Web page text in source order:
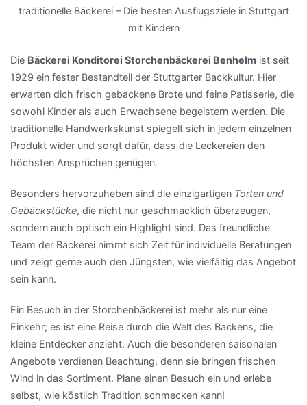
traditionelle Bäckerei – Die besten Ausflugsziele in Stuttgart
mit Kindern
Die Bäckerei Konditorei Storchenbäckerei Benhelm ist seit
1929 ein fester Bestandteil der Stuttgarter Backkultur. Hier
erwarten dich frisch gebackene Brote und feine Patisserie, die
sowohl Kinder als auch Erwachsene begeistern werden. Die
traditionelle Handwerkskunst spiegelt sich in jedem einzelnen
Produkt wider und sorgt dafür, dass die Leckereien den
höchsten Ansprüchen genügen.
Besonders hervorzuheben sind die einzigartigen Torten und
Gebäckstücke, die nicht nur geschmacklich überzeugen,
sondern auch optisch ein Highlight sind. Das freundliche
Team der Bäckerei nimmt sich Zeit für individuelle Beratungen
und zeigt gerne auch den Jüngsten, wie vielfältig das Angebot
sein kann.
Ein Besuch in der Storchenbäckerei ist mehr als nur eine
Einkehr; es ist eine Reise durch die Welt des Backens, die
kleine Entdecker anzieht. Auch die besonderen saisonalen
Angebote verdienen Beachtung, denn sie bringen frischen
Wind in das Sortiment. Plane einen Besuch ein und erlebe
selbst, wie köstlich Tradition schmecken kann!